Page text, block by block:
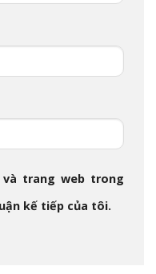
trang web trong
kế tiếp của tôi.